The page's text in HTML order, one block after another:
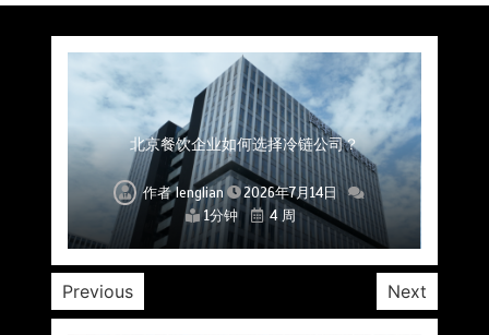
上海餐饮连锁加速，冷链配送如何破解冻品食材
流通难题？
作者lenglian
2026年7月14日
1分钟
4 周
杭州中央厨房布局餐饮连锁，冷链配送如何打通
关键一环
作者lenglian
2026年7月14日
1分钟
4 周
北京餐饮企业如何选择冷链公司？
作者lenglian
2026年7月14日
1分钟
4 周
深圳冷链物流如何护航餐饮连锁？冻品食材流通
全解析
作者lenglian
2026年7月14日
1分钟
4 周
北京餐饮仓配一体化的核心价值与落地实践解析
作者lenglian
2026年7月14日
1分钟
4 周
武汉冻品配送三要素：控温、时效、低成本如何
兼得？
作者lenglian
2026年7月14日
1分钟
4 周
重庆冷链布局解冻食材运输密码，餐饮连锁如何
稳控品质？
作者lenglian
2026年7月14日
1分钟
4 周
Previous Next